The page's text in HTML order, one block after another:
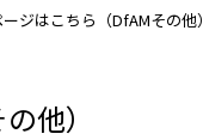
ジはこちら（DfAMその他）
他）